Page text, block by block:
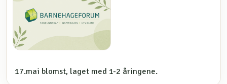
17.mai blomst, laget med 1-2 åringene.